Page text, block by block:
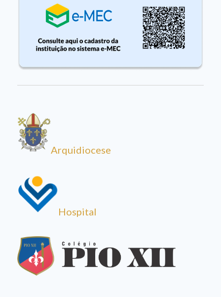
Arquidiocese
Hospital